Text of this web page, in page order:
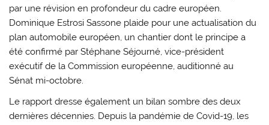
par une révision en profondeur du cadre européen.
Dominique Estrosi Sassone plaide pour une actualisation du
plan automobile européen, un chantier dont le principe a
été confirmé parStéphane Séjourné, vice-président
exécutif de laCommission européenne, auditionné au
Sénat mi-octobre.
Le rapport dresse également un bilan sombre des deux
dernières décennies. Depuis la pandémie de Covid-19, les